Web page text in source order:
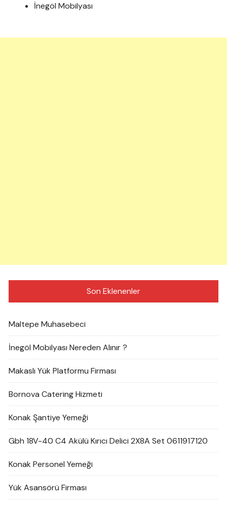
İnegöl Mobilyası
Son Eklenenler
Maltepe Muhasebeci
İnegöl Mobilyası Nereden Alınır ?
Makaslı Yük Platformu Firması
Bornova Catering Hizmeti
Konak Şantiye Yemeği
Gbh 18V-40 C4 Akülü Kırıcı Delici 2X8A Set 0611917120
Konak Personel Yemeği
Yük Asansörü Firması